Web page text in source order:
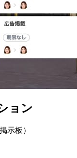
ョン
示板）